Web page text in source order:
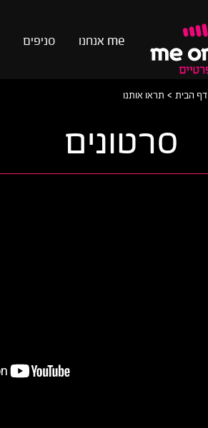
me אנחנו סניפים
דף הבית > תראו אותנו
סרטונים